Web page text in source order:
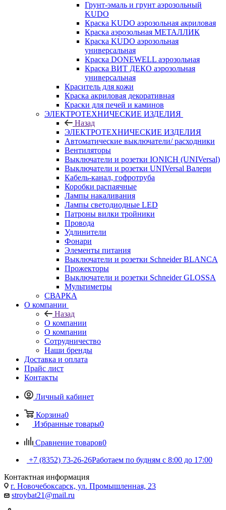
Грунт-эмаль и грунт аэрозольный
KUDO
Краска KUDO аэрозольная акриловая
Краска аэрозольная МЕТАЛЛИК
Краска KUDO аэрозольная
универсальная
Краска DONEWELL аэрозольная
Краска ВИТ ДЕКО аэрозольная
универсальная
Краситель для кожи
Краска акриловая декоративная
Краски для печей и каминов
ЭЛЕКТРОТЕХНИЧЕСКИЕ ИЗДЕЛИЯ
Назад
ЭЛЕКТРОТЕХНИЧЕСКИЕ ИЗДЕЛИЯ
Автоматические выключатели/ расходники
Вентиляторы
Выключатели и розетки IONICH (UNIVersal)
Выключатели и розетки UNIVersal Валери
Кабель-канал, гофротруба
Коробки распаячные
Лампы накаливания
Лампы светодиодные LED
Патроны вилки тройники
Провода
Удлинители
Фонари
Элементы питания
Выключатели и розетки Schneider BLANCA
Прожекторы
Выключатели и розетки Schneider GLOSSA
Мультиметры
СВАРКА
О компании
Назад
О компании
О компании
Сотрудничество
Наши бренды
Доставка и оплата
Прайс лист
Контакты
Личный кабинет
Корзина0
Избранные товары0
Сравнение товаров0
+7 (8352) 73-26-26Работаем по будням с 8:00 до 17:00
Контактная информация
г. Новочебоксарск, ул. Промышленная, 23
stroybat21@mail.ru